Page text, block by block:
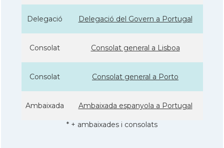
Delegació Delegació del Govern a Portugal
Consolat Consolat general a Lisboa
Consolat Consolat general a Porto
Ambaixada Ambaixada espanyola a Portugal
* + ambaixades i consolats